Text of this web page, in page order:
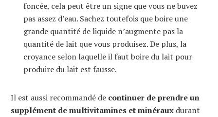
foncée, cela peut être un signe que vous ne buvez
pas assez d’eau. Sachez toutefois que boire une
grande quantité de liquide n’augmente pas la
quantité de lait que vous produisez. De plus, la
croyance selon laquelle il faut boire du lait pour
produire du lait est fausse.
Il est aussi recommandé de continuer de prendre un
supplément de multivitamines et minéraux durant